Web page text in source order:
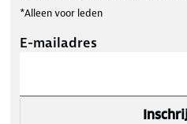
*Alleen voor leden
E-mailadres